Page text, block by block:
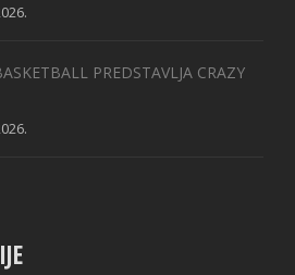
PREDSTAVLJA CRAZY